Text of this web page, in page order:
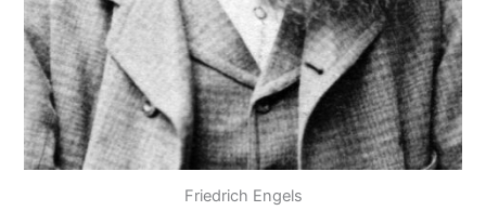
Friedrich Engels